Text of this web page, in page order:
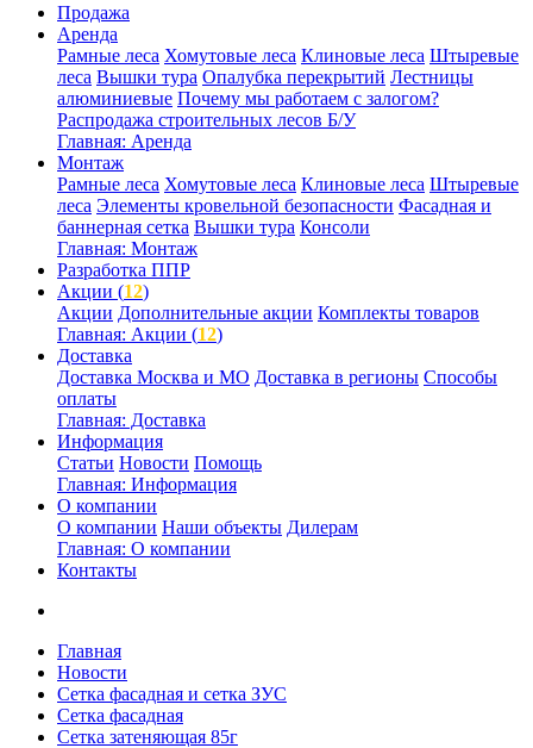
Продажа
Аренда
Рамные леса Хомутовые леса Клиновые леса Штыревые
леса Вышки тура Опалубка перекрытий Лестницы
алюминиевые Почему мы работаем с залогом?
Распродажа строительных лесов Б/У
Главная: Аренда
Монтаж
Рамные леса Хомутовые леса Клиновые леса Штыревые
леса Элементы кровельной безопасности Фасадная и
баннерная сетка Вышки тура Консоли
Главная: Монтаж
Разработка ППР
Акции (12)
Акции Дополнительные акции Комплекты товаров
Главная: Акции (12)
Доставка
Доставка Москва и МО Доставка в регионы Способы
оплаты
Главная: Доставка
Информация
Статьи Новости Помощь
Главная: Информация
О компании
О компании Наши объекты Дилерам
Главная: О компании
Контакты
Главная
Новости
Сетка фасадная и сетка ЗУС
Сетка фасадная
Сетка затеняющая 85г